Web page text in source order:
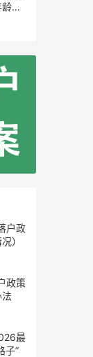
限
户政
）
政策
法
最
子”